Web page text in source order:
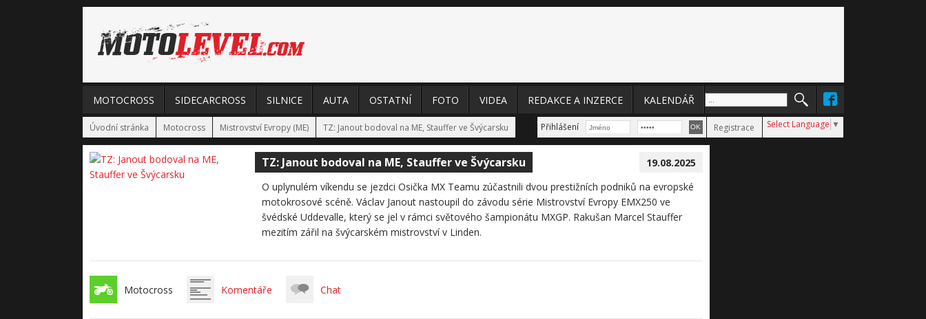
MOTOCROSS SIDECARCROSS SILNICE AUTA OSTATNÍ FOTO VIDEA REDAKCE A INZERCE KALENDÁŘ
Úvodní stránka Motocross Mistrovství Evropy (ME) TZ: Janout bodoval na ME, Stauffer ve Švýcarsku Přihlášení Registrace Select Language ▼
TZ: Janout bodoval na ME, Stauffer ve Švýcarsku
19.08.2025
O uplynulém víkendu se jezdci Osička MX Teamu zúčastnili dvou prestižních podniků na evropské
motokrosové scéně. Václav Janout nastoupil do závodu série Mistrovství Evropy EMX250 ve
švédské Uddevalle, který se jel v rámci světového šampionátu MXGP. Rakušan Marcel Stauffer
mezitím zářil na švýcarském mistrovství v Linden.
Motocross Komentáře Chat